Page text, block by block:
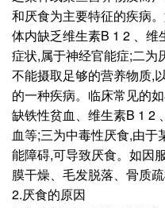
和厌食为主要特征的疾病
体内缺乏维生素B 1 2 、
症状,属于神经官能症;二为
不能摄取足够的营养物质,
的一种疾病。临床常见的
缺铁性贫血、维生素B 1 2
血等;三为中毒性厌食,由
能障碍,可导致厌食。如因
膜干燥、毛发脱落、骨质
2.厌食的原因